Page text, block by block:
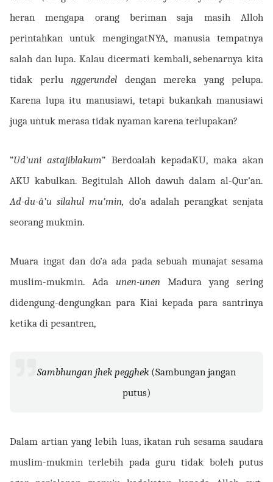
heran mengapa orang beriman saja masih Alloh
perintahkan untuk mengingatNYA, manusia tempatnya
salah dan lupa. Kalau dicermati kembali, sebenarnya kita
tidak perlu nggerundel dengan mereka yang pelupa.
Karena lupa itu manusiawi, tetapi bukankah manusiawi
juga untuk merasa tidak nyaman karena terlupakan?
“Ud’uni astajiblakum” Berdoalah kepadaKU, maka akan
AKU kabulkan. Begitulah Alloh dawuh dalam al-Qur’an.
Ad-du-â’u silahul mu’min, do’a adalah perangkat senjata
seorang mukmin.
Muara ingat dan do’a ada pada sebuah munajat sesama
muslim-mukmin. Ada unen-unen Madura yang sering
didengung-dengungkan para Kiai kepada para santrinya
ketika di pesantren,
Sambhungan jhek pegghek (Sambungan jangan
putus)
Dalam artian yang lebih luas, ikatan ruh sesama saudara
muslim-mukmin terlebih pada guru tidak boleh putus